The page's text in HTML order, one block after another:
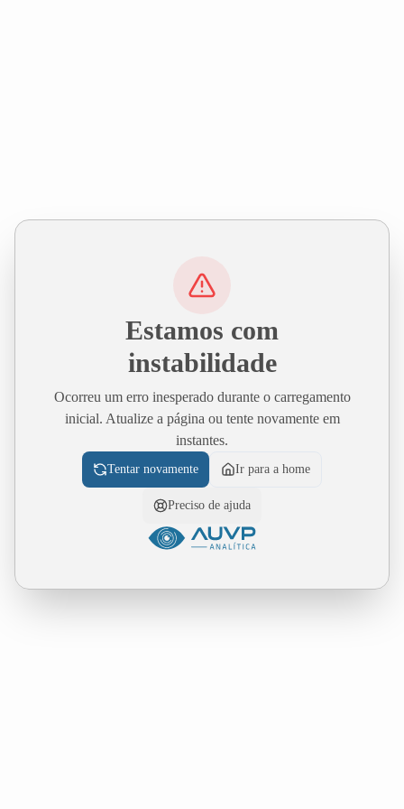
Estamos com
instabilidade
Ocorreu um erro inesperado durante o carregamento
inicial. Atualize a página ou tente novamente em
instantes.
Tentar novamente Ir para a home
Preciso de ajuda